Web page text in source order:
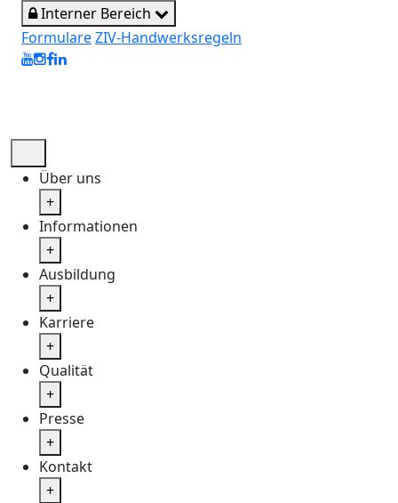
Direkt zum Inhalt
Interner Bereich
FormulareZIV-Handwerksregeln
Über uns
+
Informationen
+
Ausbildung
+
Karriere
+
Qualität
+
Presse
+
Kontakt
+